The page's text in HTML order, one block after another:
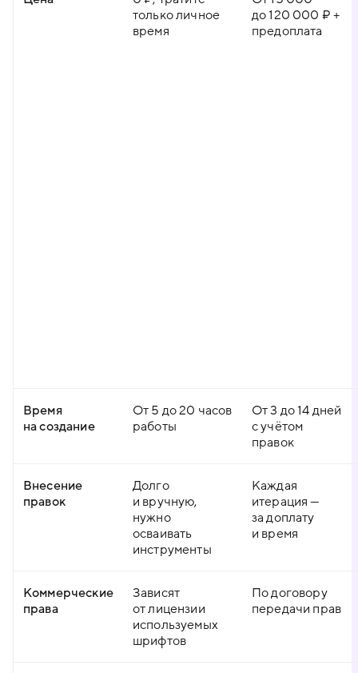
только личное
время
до 120 000 ₽ +
предоплата
Время
на создание
От 5 до 20 часов
работы
От 3 до 14 дней
с учётом
правок
Внесение
правок
Долго
и вручную,
нужно
осваивать
инструменты
Каждая
итерация —
за доплату
и время
Коммерческие
права
Зависят
от лицензии
используемых
шрифтов
По договору
передачи прав